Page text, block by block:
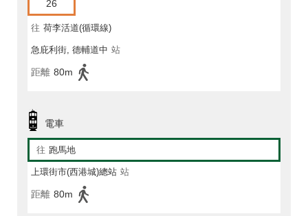
26
往 荷李活道(循環線)
急庇利街, 德輔道中 站
距離 80m
電車
往 跑馬地
上環街市(西港城)總站 站
距離 80m